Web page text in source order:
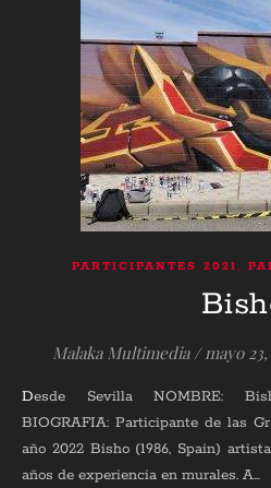
PARTICIPANTES 2021,
Malaka Multimedia / mayo 23,
Desde Sevilla NOMBRE: Bisho LOCALIDAD: Sevilla
BIOGRAFIA: Participante de las
año 2022 Bisho (1986, Spain)
años de experiencia en murales. A…